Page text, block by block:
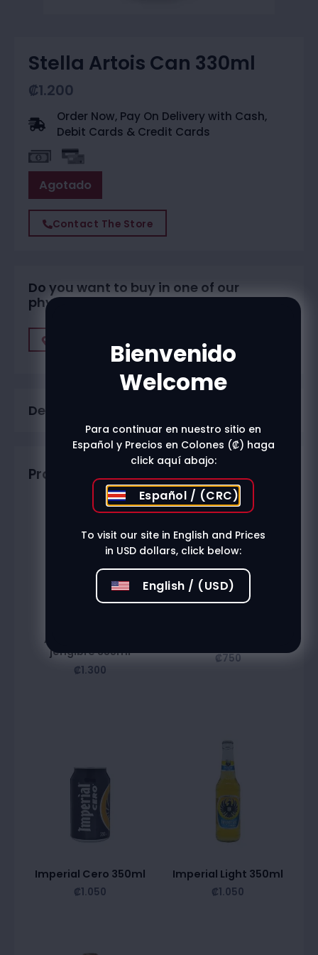
Stella Artois Can 330ml
₡1.200
Order Now, Pay On Delivery with Cash,
Debit Cards & Credit Cards
Agotado
Contact The Store
Do you want to buy in one of our
physical stores?
Description
Productos relacionados
Adan y eva limon
jengibre 355ml
₡1.300
₡750
Imperial Cero 350ml
₡1.050
Imperial Light 350ml
₡1.050
Bienvenido
Welcome
Para continuar en nuestro sitio en
Español y Precios en Colones (₡) haga
click aquí abajo:
Español / (CRC)
To visit our site in English and Prices
in USD dollars, click below:
English / (USD)